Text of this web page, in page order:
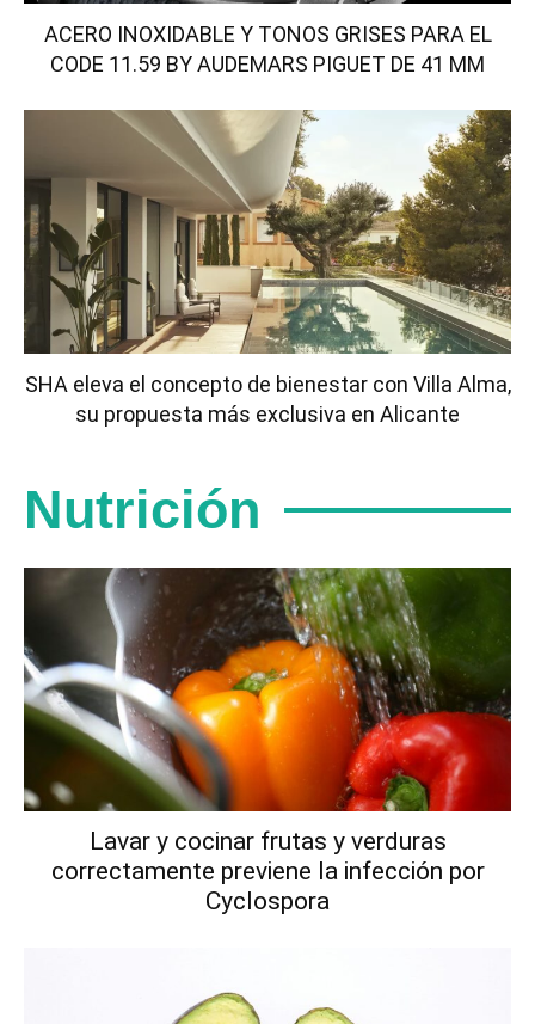
ACERO INOXIDABLE Y TONOS GRISES PARA EL
CODE 11.59 BY AUDEMARS PIGUET DE 41 MM
SHA eleva el concepto de bienestar con Villa Alma,
su propuesta más exclusiva en Alicante
Nutrición
Lavar y cocinar frutas y verduras
correctamente previene la infección por
Cyclospora